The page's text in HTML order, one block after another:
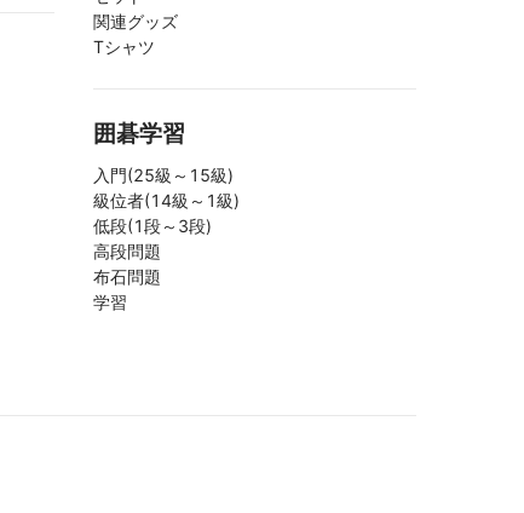
関連グッズ
Tシャツ
囲碁学習
入門(25級～15級)
級位者(14級～1級)
低段(1段～3段)
高段問題
布石問題
学習